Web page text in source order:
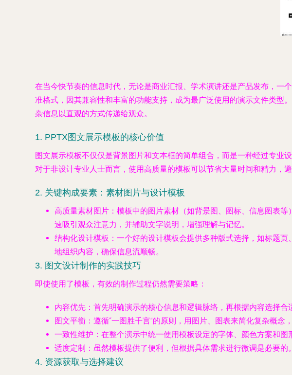
在当今快节奏的信息时代，无论是商业汇报、学术演讲还是产品发布，一
准格式，因其兼容性和丰富的功能支持，成为最广泛使用的演示文件类型
杂信息以直观的方式传递给观众。
1. PPTX图文展示模板的核心价值
图文展示模板不仅仅是背景图片和文本框的简单组合，而是一种经过专业
对于非设计专业人士而言，使用高质量的模板可以节省大量时间和精力，
2. 关键构成要素：素材图片与设计模板
高质量素材图片 ：模板中的图片素材（如背景图、图标、信息图表
速吸引观众注意力，并辅助文字说明，增强理解与记忆。
结构化设计模板 ：一个好的设计模板会提供多种版式选择，如标题
地组织内容，确保信息流顺畅。
3. 图文设计制作的实践技巧
即使使用了模板，有效的制作过程仍然需要策略：
内容优先 ：首先明确演示的核心信息和逻辑脉络，再根据内容选择
图文平衡 ：遵循“一图胜千言”的原则，用图片、图表来简化复杂概
一致性维护 ：在整个演示中统一使用模板设定的字体、颜色方案和
适度定制 ：虽然模板提供了便利，但根据具体需求进行微调是必要
4. 资源获取与选择建议